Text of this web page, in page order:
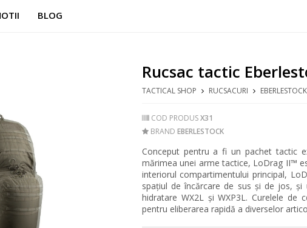
BLOG
Rucsac tactic
TACTICAL SHOP RUCSACURI EBERLESTOCK
COD PRODUSX31
BRAND EBERLESTOCK
Conceput pentru a fi un pachet tactic
mărimea unei armetactice, LoDrag II™
interiorul compartimentului principal,
spațiul de încărcare de sus și de jos,
hidratare WX2L și WXP3L. Curelele
pentru eliberarea rapidă a diverselor